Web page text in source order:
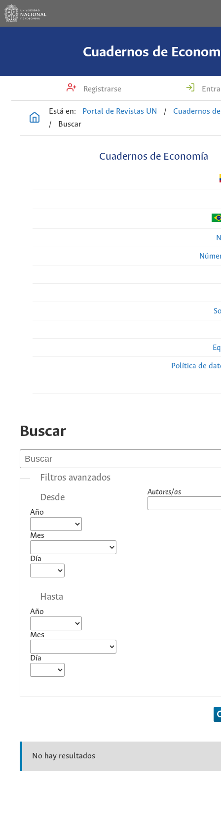
Cuadernos de
Registrarse
Está en: Portal de Revistas UN /
Cuadernos
/
Buscar
Cuadernos de Economía
Política de
Buscar
Filtros avanzados
Desde
Año
Mes
Día
Hasta
Año
Mes
Día
Autores/as
No hay resultados